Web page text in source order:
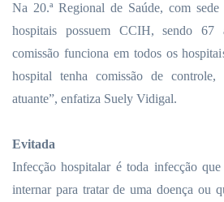
Na 20.ª Regional de Saúde, com
hospitais possuem CCIH, sendo 67
comissão funciona em todos os
hospital tenha comissão de
atuante”, enfatiza Suely Vidigal.
Evitada
Infecção hospitalar é toda infecção
internar para tratar de uma doença ou